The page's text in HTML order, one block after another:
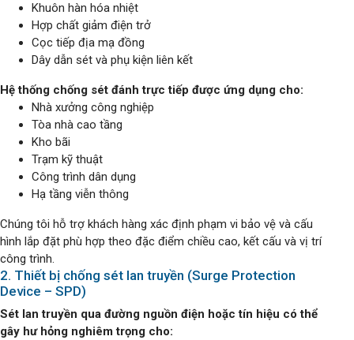
Khuôn hàn hóa nhiệt
Hợp chất giảm điện trở
Cọc tiếp địa mạ đồng
Dây dẫn sét và phụ kiện liên kết
Hệ thống chống sét đánh trực tiếp được ứng dụng cho:
Nhà xưởng công nghiệp
Tòa nhà cao tầng
Kho bãi
Trạm kỹ thuật
Công trình dân dụng
Hạ tầng viễn thông
Chúng tôi hỗ trợ khách hàng xác định phạm vi bảo vệ và cấu
hình lắp đặt phù hợp theo đặc điểm chiều cao, kết cấu và vị trí
công trình.
2. Thiết bị chống sét lan truyền (Surge Protection
Device – SPD)
Sét lan truyền qua đường nguồn điện hoặc tín hiệu có thể
gây hư hỏng nghiêm trọng cho: